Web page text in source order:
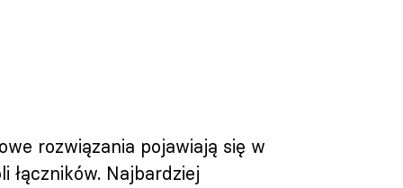
rozwiązania pojawiają się w
łączników. Najbardziej